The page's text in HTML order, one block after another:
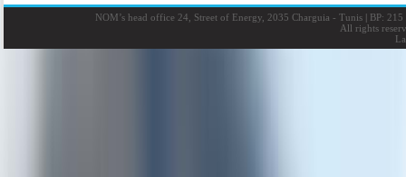
NOM’s head office 24, Street of Energy, 2035 Charguia - Tunis |BP: 215
All rights